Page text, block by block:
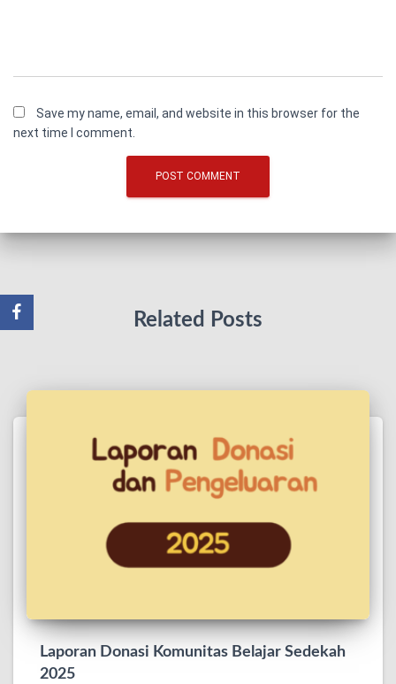
Save my name, email, and website in this browser for the
next time I comment.
Related Posts
Laporan Donasi Komunitas Belajar Sedekah
2025